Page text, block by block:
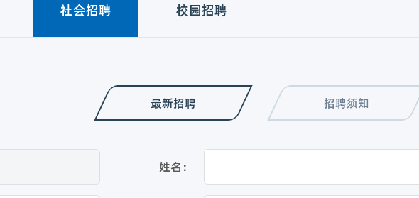
社会招聘 校园招聘
最新招聘 招聘须知
姓名：